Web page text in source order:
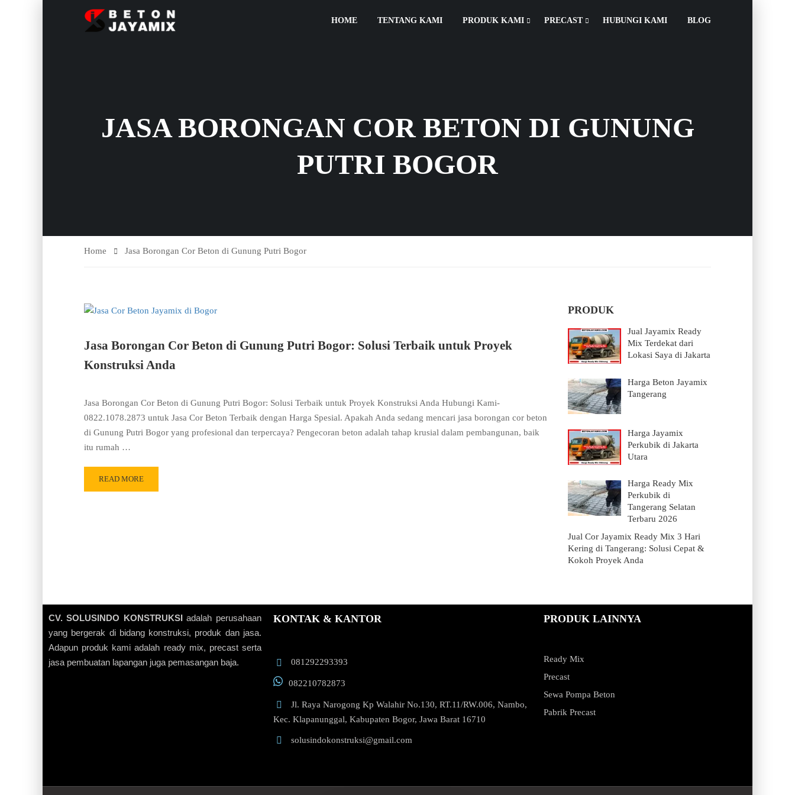
HOME TENTANG KAMI PRODUK KAMI PRECAST HUBUNGI KAMI BLOG
JASA BORONGAN COR BETON DI GUNUNG
PUTRI BOGOR
Home Jasa Borongan Cor Beton di Gunung Putri Bogor
Jasa Borongan Cor Beton di Gunung Putri Bogor: Solusi Terbaik untuk Proyek
Konstruksi Anda
Jasa Borongan Cor Beton di Gunung Putri Bogor: Solusi Terbaik untuk Proyek Konstruksi Anda Hubungi Kami-
0822.1078.2873 untuk Jasa Cor Beton Terbaik dengan Harga Spesial. Apakah Anda sedang mencari jasa borongan cor beton
di Gunung Putri Bogor yang profesional dan terpercaya? Pengecoran beton adalah tahap krusial dalam pembangunan, baik
itu rumah …
READ MORE
PRODUK
Jual Jayamix Ready
Mix Terdekat dari
Lokasi Saya di Jakarta
Harga Beton Jayamix
Tangerang
Harga Jayamix
Perkubik di Jakarta
Utara
Harga Ready Mix
Perkubik di
Tangerang Selatan
Terbaru 2026
Jual Cor Jayamix Ready Mix 3 Hari
Kering di Tangerang: Solusi Cepat &
Kokoh Proyek Anda
CV. SOLUSINDO KONSTRUKSI adalah perusahaan
yang bergerak di bidang konstruksi, produk dan jasa.
Adapun produk kami adalah ready mix, precast serta
jasa pembuatan lapangan juga pemasangan baja.
KONTAK & KANTOR
081292293393
082210782873
Jl. Raya Narogong Kp Walahir No.130, RT.11/RW.006, Nambo,
Kec. Klapanunggal, Kabupaten Bogor, Jawa Barat 16710
solusindokonstruksi@gmail.com
PRODUK LAINNYA
Ready Mix
Precast
Sewa Pompa Beton
Pabrik Precast